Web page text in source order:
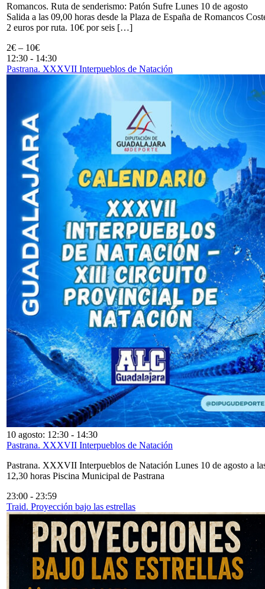
Romancos. Ruta de senderismo: Patón Sufre Lunes 10 de agosto
Salida a las 09,00 horas desde la Plaza de España de Romancos
2 euros por ruta. 10€ por seis […]
2€ – 10€
12:30 - 14:30
Pastrana. XXXVII Interpueblos de Natación
10 agosto: 12:30 - 14:30
Pastrana. XXXVII Interpueblos de Natación
Pastrana. XXXVII Interpueblos de Natación Lunes 10 de agosto a
12,30 horas Piscina Municipal de Pastrana
23:00 - 23:59
Traid. Proyección bajo las estrellas